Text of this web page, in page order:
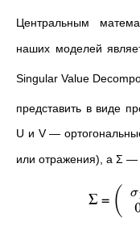
Центральным
наших моделей
Singular Value
представить в виде
U и V —
или отражения), а Σ —
Σ = ( σ